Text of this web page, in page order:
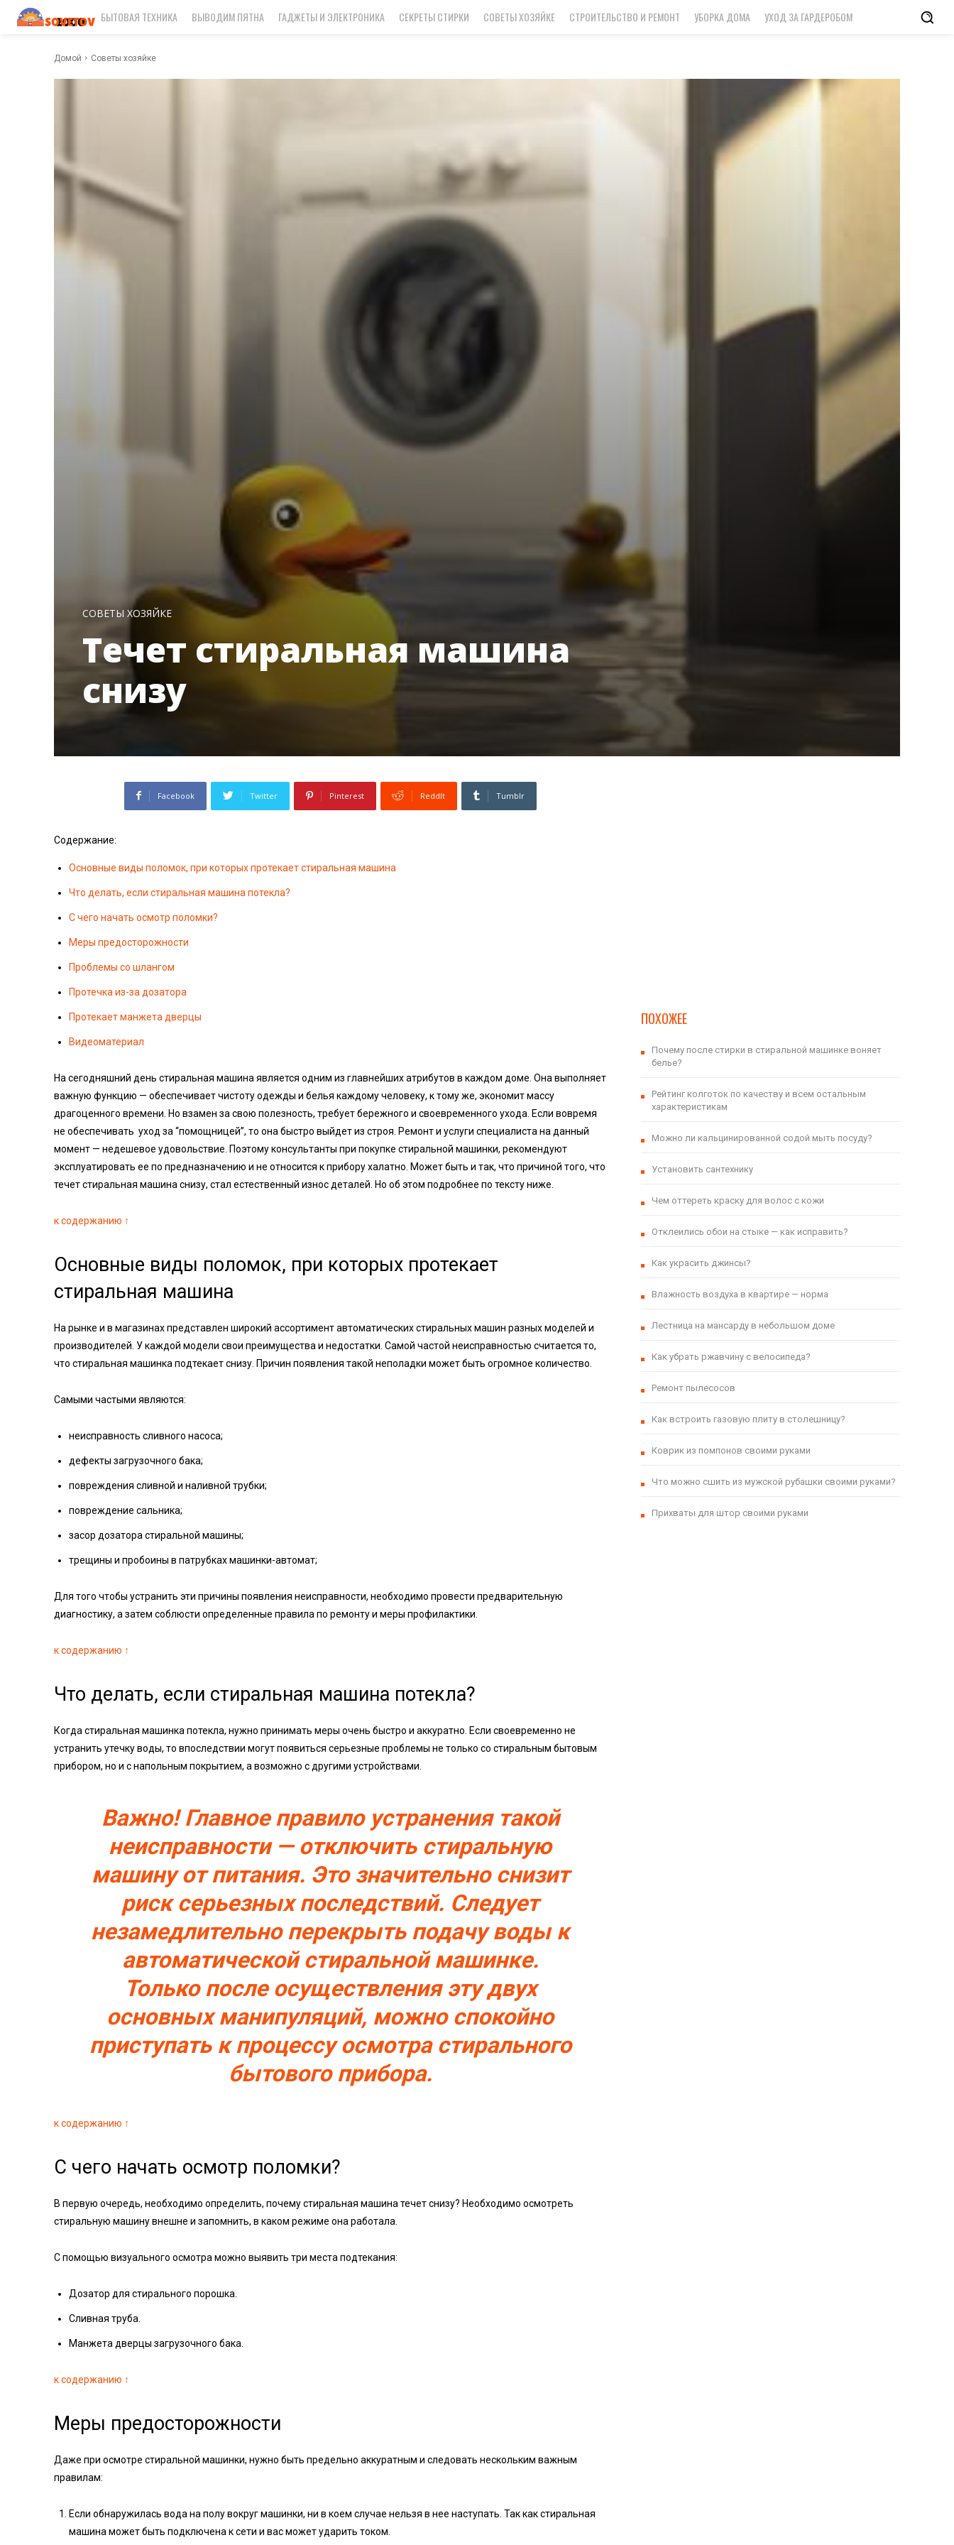
БЫТОВАЯ ТЕХНИКА ВЫВОДИМ ПЯТНА ГАДЖЕТЫ И ЭЛЕКТРОНИКА СЕКРЕТЫ СТИРКИ СОВЕТЫ ХОЗЯЙКЕ СТРОИТЕЛЬСТВО И РЕМОНТ УБОРКА ДОМА УХОД ЗА ГАРДЕРОБОМ
Домой Советы хозяйке
СОВЕТЫ ХОЗЯЙКЕ
Течет стиральная машина
снизу
Facebook Twitter Pinterest ReddIt Tumblr
Содержание:
Основные виды поломок, при которых протекает стиральная машина
Что делать, если стиральная машина потекла?
С чего начать осмотр поломки?
Меры предосторожности
Проблемы со шлангом
Протечка из-за дозатора
Протекает манжета дверцы
Видеоматериал
На сегодняшний день стиральная машина является одним из главнейших атрибутов в каждом доме. Она выполняет
важную функцию — обеспечивает чистоту одежды и белья каждому человеку, к тому же, экономит массу
драгоценного времени. Но взамен за свою полезность, требует бережного и своевременного ухода. Если вовремя
не обеспечивать уход за “помощницей”, то она быстро выйдет из строя. Ремонт и услуги специалиста на данный
момент — недешевое удовольствие. Поэтому консультанты при покупке стиральной машинки, рекомендуют
эксплуатировать ее по предназначению и не относится к прибору халатно. Может быть и так, что причиной того, что
течет стиральная машина снизу, стал естественный износ деталей. Но об этом подробнее по тексту ниже.
к содержанию ↑
Основные виды поломок, при которых протекает
стиральная машина
На рынке и в магазинах представлен широкий ассортимент автоматических стиральных машин разных моделей и
производителей. У каждой модели свои преимущества и недостатки. Самой частой неисправностью считается то,
что стиральная машинка подтекает снизу. Причин появления такой неполадки может быть огромное количество.
Самыми частыми являются:
неисправность сливного насоса;
дефекты загрузочного бака;
повреждения сливной и наливной трубки;
повреждение сальника;
засор дозатора стиральной машины;
трещины и пробоины в патрубках машинки-автомат;
Для того чтобы устранить эти причины появления неисправности, необходимо провести предварительную
диагностику, а затем соблюсти определенные правила по ремонту и меры профилактики.
к содержанию ↑
Что делать, если стиральная машина потекла?
Когда стиральная машинка потекла, нужно принимать меры очень быстро и аккуратно. Если своевременно не
устранить утечку воды, то впоследствии могут появиться серьезные проблемы не только со стиральным бытовым
прибором, но и с напольным покрытием, а возможно с другими устройствами.
Важно! Главное правило устранения такой
неисправности — отключить стиральную
машину от питания. Это значительно снизит
риск серьезных последствий. Следует
незамедлительно перекрыть подачу воды к
автоматической стиральной машинке.
Только после осуществления эту двух
основных манипуляций, можно спокойно
приступать к процессу осмотра стирального
бытового прибора.
к содержанию ↑
С чего начать осмотр поломки?
В первую очередь, необходимо определить, почему стиральная машина течет снизу? Необходимо осмотреть
стиральную машину внешне и запомнить, в каком режиме она работала.
С помощью визуального осмотра можно выявить три места подтекания:
Дозатор для стирального порошка.
Сливная труба.
Манжета дверцы загрузочного бака.
к содержанию ↑
Меры предосторожности
Даже при осмотре стиральной машинки, нужно быть предельно аккуратным и следовать нескольким важным
правилам:
Если обнаружилась вода на полу вокруг машинки, ни в коем случае нельзя в нее наступать. Так как стиральная
машина может быть подключена к сети и вас может ударить током.
ПОХОЖЕЕ
Почему после стирки в стиральной машинке воняет
белье?
Рейтинг колготок по качеству и всем остальным
характеристикам
Можно ли кальцинированной содой мыть посуду?
Установить сантехнику
Чем оттереть краску для волос с кожи
Отклеились обои на стыке — как исправить?
Как украсить джинсы?
Влажность воздуха в квартире — норма
Лестница на мансарду в небольшом доме
Как убрать ржавчину с велосипеда?
Ремонт пылесосов
Как встроить газовую плиту в столешницу?
Коврик из помпонов своими руками
Что можно сшить из мужской рубашки своими руками?
Прихваты для штор своими руками